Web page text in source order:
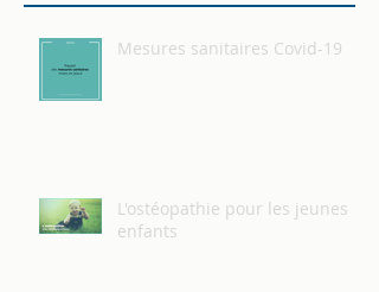
Mesures sanitaires Covid-19
L'ostéopathie pour les jeunes
enfants